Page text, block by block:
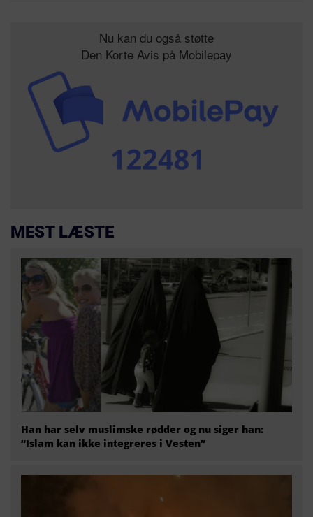
Nu kan du også støtte
Den Korte Avis på Mobilepay
MEST LÆSTE
Han har selv muslimske rødder og nu siger han:
“Islam kan ikke integreres i Vesten”